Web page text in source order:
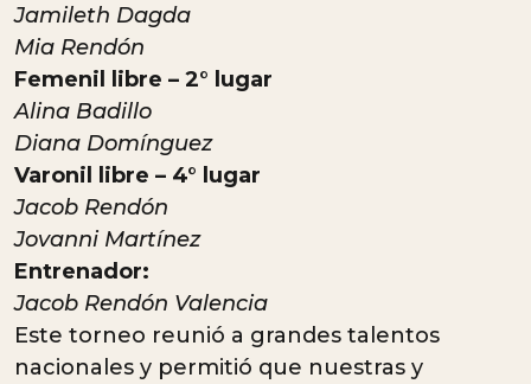
Jamileth Dagda
Mia Rendón
Femenil libre – 2° lugar
Alina Badillo
Diana Domínguez
Varonil libre – 4° lugar
Jacob Rendón
Jovanni Martínez
Entrenador:
Jacob Rendón Valencia
Este torneo reunió a grandes talentos
nacionales y permitió que nuestras y